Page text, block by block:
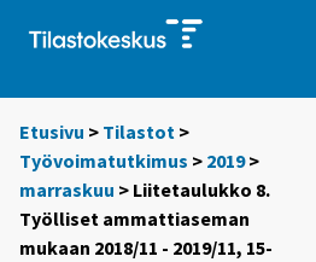
Etusivu > Tilastot >
Työvoimatutkimus > 2019>
marraskuu > Liitetaulukko 8.
Työlliset ammattiaseman
mukaan 2018/11 - 2019/11, 15-